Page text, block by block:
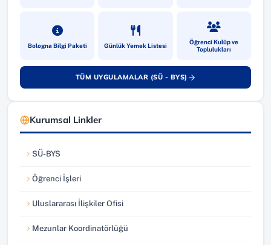
Bologna Bilgi Paketi(yeni sekmede açılır)Günlük Yemek Listesi(yeni sekmede açılır)Öğrenci Kulüp ve
Toplulukları
(yeni sekmede
TÜM UYGULAMALAR (SÜ - BYS)
(yeni sekmede açılır)
Kurumsal Linkler
SÜ-BYS
(yeni sekmede açılır)
Öğrenci İşleri
(yeni sekmede açılır)
Uluslararası İlişkiler Ofisi
(yeni sekmede açılır)
Mezunlar Koordinatörlüğü
(yeni sekmede açılır)